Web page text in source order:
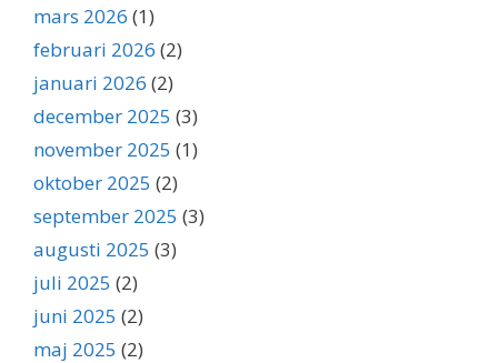
mars 2026 (1)
februari 2026 (2)
januari 2026 (2)
december 2025 (3)
november 2025 (1)
oktober 2025 (2)
september 2025 (3)
augusti 2025 (3)
juli 2025 (2)
juni 2025 (2)
maj 2025 (2)